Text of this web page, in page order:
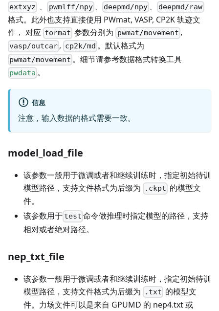
extxyz 、 pwmlff/npy、 deepmd/npy 、 deepmd/raw
格式。此外也支持直接使用 PWmat, VASP, CP2K 轨迹文
件， 对应 format 参数分别为 pwmat/movement ,
vasp/outcar , cp2k/md 。默认格式为
pwmat/movement 。细节请参考数据格式转换工具
pwdata 。
信息
注意，输入数据的格式需要一致。
model_load_file
该参数一般用于微调或者和继续训练时，指定初始待训
模型路径，支持文件格式为后缀为
.ckpt 的模型文
件。
该参数用于 test 命令做推理时指定模型的路径，支持
相对或者绝对路径。
nep_txt_file
该参数一般用于微调或者和继续训练时，指定初始待训
模型路径，支持文件格式为后缀为
.txt 的模型文
件。力场文件可以是来自 GPUMD 的 nep4.txt 或